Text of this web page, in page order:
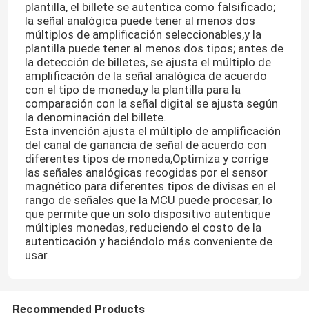
plantilla, el billete se autentica como falsificado;
la señal analógica puede tener al menos dos
múltiplos de amplificación seleccionables,y la
plantilla puede tener al menos dos tipos; antes de
la detección de billetes, se ajusta el múltiplo de
amplificación de la señal analógica de acuerdo
con el tipo de moneda,y la plantilla para la
comparación con la señal digital se ajusta según
la denominación del billete.
Esta invención ajusta el múltiplo de amplificación
del canal de ganancia de señal de acuerdo con
diferentes tipos de moneda,Optimiza y corrige
las señales analógicas recogidas por el sensor
magnético para diferentes tipos de divisas en el
rango de señales que la MCU puede procesar, lo
que permite que un solo dispositivo autentique
múltiples monedas, reduciendo el costo de la
autenticación y haciéndolo más conveniente de
usar.
Recommended Products